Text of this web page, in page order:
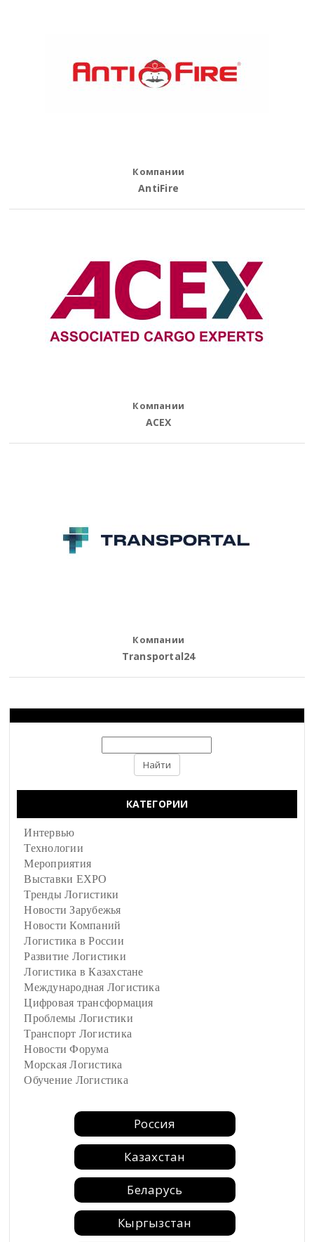
Компании
AntiFire
Компании
ACEX
Компании
Transportal24
КАТЕГОРИИ
Интервью
Технологии
Мероприятия
Выставки EXPO
Тренды Логистики
Новости Зарубежья
Новости Компаний
Логистика в России
Развитие Логистики
Логистика в Казахстане
Международная Логистика
Цифровая трансформация
Проблемы Логистики
Транспорт Логистика
Новости Форума
Морская Логистика
Обучение Логистика
Россия
Казахстан
Беларусь
Кыргызстан